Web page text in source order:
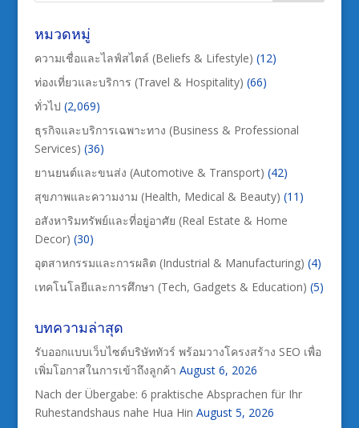
หมวดหมู่
ความเชื่อและไลฟ์สไตล์ (Beliefs & Lifestyle) (12)
ท่องเที่ยวและบริการ (Travel & Hospitality) (66)
ทั่วไป (2,069)
ธุรกิจและบริการเฉพาะทาง (Business & Professional
Services) (36)
ยานยนต์และขนส่ง (Automotive & Transport) (42)
สุขภาพและความงาม (Health, Medical & Beauty) (11)
อสังหาริมทรัพย์และที่อยู่อาศัย (Real Estate & Home
Decor) (30)
อุตสาหกรรมและการผลิต (Industrial & Manufacturing) (4)
เทคโนโลยีและการศึกษา (Tech, Gadgets & Education) (5)
บทความล่าสุด
รับออกแบบเว็บไซต์บริษัททัวร์ พร้อมวางโครงสร้าง SEO เพื่อ
เพิ่มโอกาสในการเข้าถึงลูกค้า August 6, 2026
Nach der Übergabe: 6 praktische Absprachen für Ihr
Ruhestandshaus nahe Hua Hin August 5, 2026